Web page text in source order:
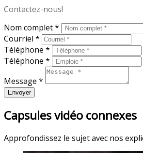
Contactez-nous!
Nom complet *
Courriel *
Téléphone *
Téléphone *
Message *
Envoyer
Capsules vidéo connexes
Approfondissez le sujet avec nos